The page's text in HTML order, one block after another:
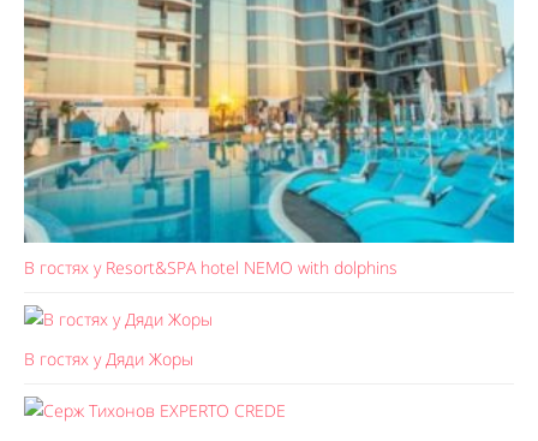
В гостях у Resort&SPA hotel NEMO with dolphins
В гостях у Дяди Жоры